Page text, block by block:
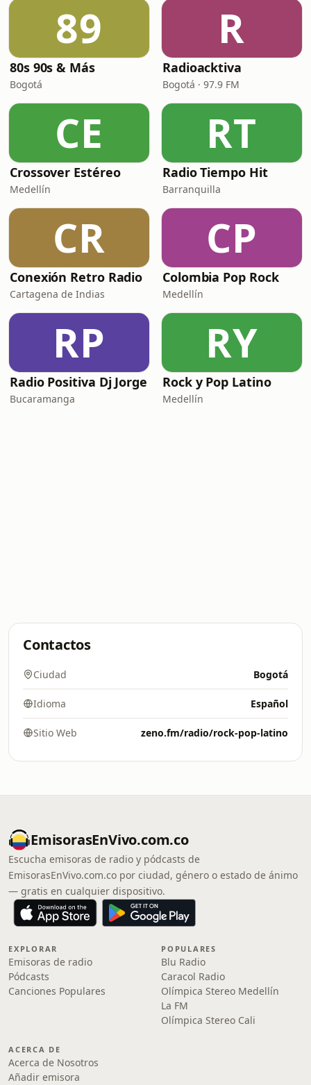
89
80s 90s & Más
Bogotá
R
Radioacktiva
Bogotá · 97.9 FM
CE
Crossover Estéreo
Medellín
RT
Radio Tiempo Hit
Barranquilla
CR
Conexión Retro Radio
Cartagena de Indias
CP
Colombia Pop Rock
Medellín
RP
Radio Positiva Dj Jorge
Bucaramanga
RY
Rock y Pop Latino
Medellín
Contactos
Ciudad Bogotá
Idioma Español
Sitio Web zeno.fm/radio/rock-pop-latino
EmisorasEnVivo.com.co
Escucha emisoras de radio y pódcasts de
EmisorasEnVivo.com.co por ciudad, género o estado de ánimo
— gratis en cualquier dispositivo.
EXPLORAR
Emisoras de radio
Pódcasts
Canciones Populares
POPULARES
Blu Radio
Caracol Radio
Olímpica Stereo Medellín
La FM
Olímpica Stereo Cali
ACERCA DE
Acerca de Nosotros
Añadir emisora